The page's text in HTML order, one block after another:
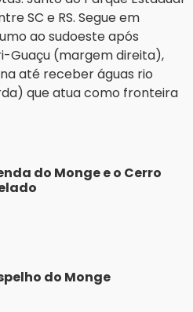
SC e RS. Segue em
ao sudoeste após
Guaçu (margem direita),
até receber águas rio
que atua como fronteira
do Monge e o Cerro
do Monge